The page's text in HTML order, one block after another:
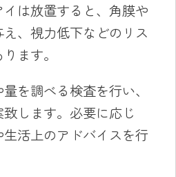
は放置すると、角膜や
、視力低下などのリス
ます。
を調べる検査を行い、
します。必要に応じ
活上のアドバイスを行